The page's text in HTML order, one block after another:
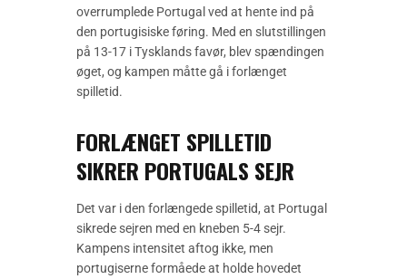
overrumplede Portugal ved at hente ind på
den portugisiske føring. Med en slutstillingen
på 13-17 i Tysklands favør, blev spændingen
øget, og kampen måtte gå i forlænget
spilletid.
FORLÆNGET SPILLETID
SIKRER PORTUGALS SEJR
Det var i den forlængede spilletid, at Portugal
sikrede sejren med en kneben 5-4 sejr.
Kampens intensitet aftog ikke, men
portugiserne formåede at holde hovedet